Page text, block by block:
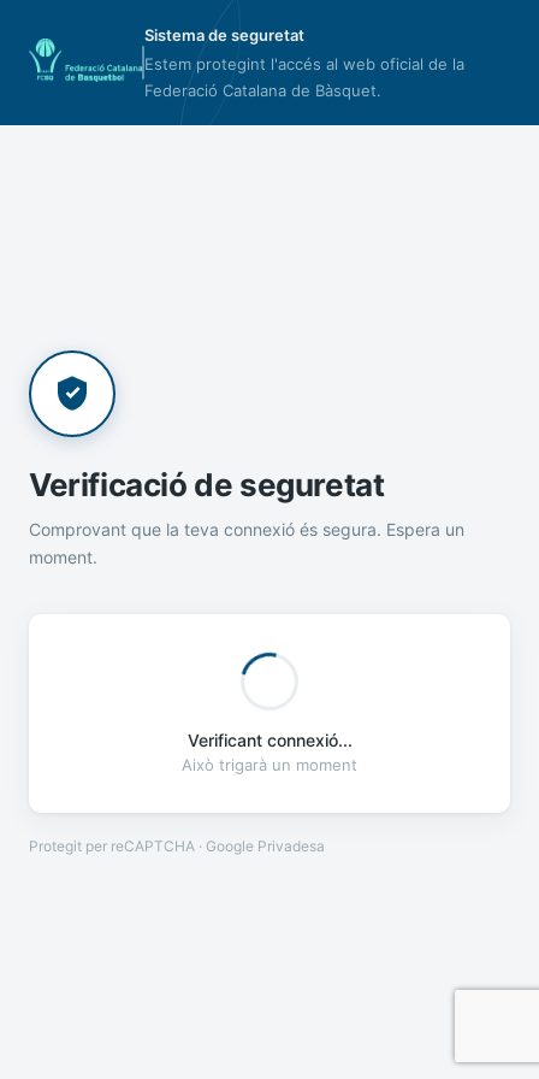
Sistema de seguretat
Estem protegint l'accés al web oficial de la
Federació Catalana de Bàsquet.
Verificació de seguretat
Comprovant que la teva connexió és segura. Espera un
moment.
Verificant connexió...
Això trigarà un moment
Protegit per reCAPTCHA · Google Privadesa